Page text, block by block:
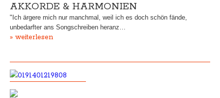
AKKORDE & HARMONIEN
"Ich ärgere mich nur manchmal, weil ich es doch schön fände,
unbedarfter ans Songschreiben heranz…
» weiterlesen